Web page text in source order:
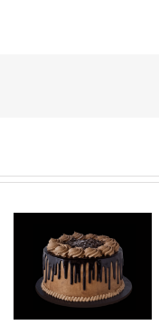
Η ΣΥΝΤΑΓΗ ΤΟΥ
ΜΗΝΑ –
ΔΕΚΕΜΒΡΙΟΣ